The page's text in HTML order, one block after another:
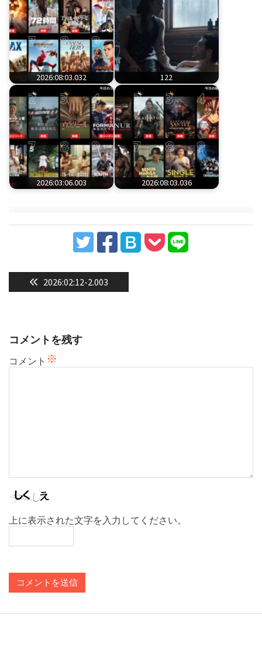
2026:08:03.032 122
2026:03:06.003 2026:08:03.036
ー
シ
Previous
post:
2026:02:12-2.003
コメントを残す
コメント ※
上に表示された文字を入力してください。